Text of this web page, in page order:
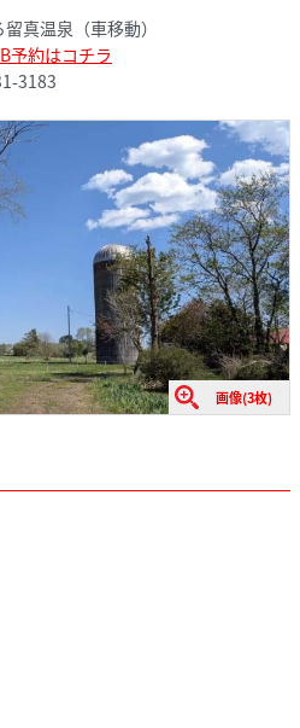
真温泉（車移動）
予約はコチラ
3183
画像(3枚)